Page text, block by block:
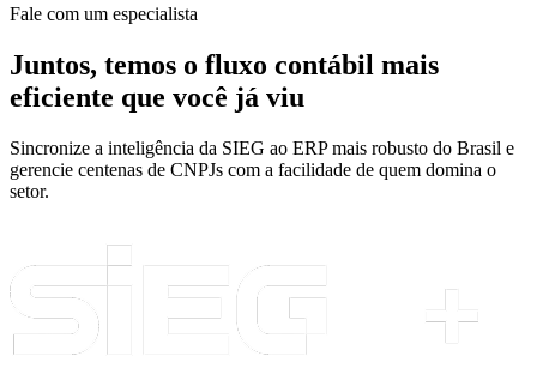
Fale com um especialista
Juntos, temos o fluxo contábil mais
eficiente que você já viu
Sincronize a inteligência da SIEG ao ERP mais robusto do Brasil e
gerencie centenas de CNPJs com a facilidade de quem domina o
setor.